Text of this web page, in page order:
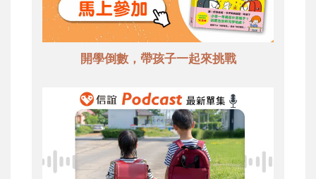
開學倒數，帶孩子一起來挑戰